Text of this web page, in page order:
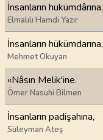
İnsanların hükümdârına,
Elmalılı Hamdi Yazır
İnsanların hükümdarına,
Mehmet Okuyan
«Nâsın Melik'ine.
Ömer Nasuhi Bilmen
İnsanların padişahına,
Süleyman Ateş